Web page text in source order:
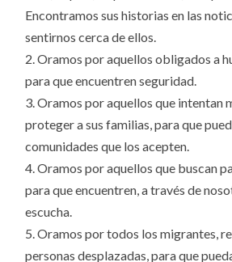
Encontramos sus historias en las
sentirnos cerca de ellos.
2. Oramos por aquellos obligados a
para que encuentren seguridad.
3. Oramos por aquellos que intentan
proteger a sus familias, para que
comunidades que los acepten.
4. Oramos por aquellos que buscan
para que encuentren, a través de
escucha.
5. Oramos por todos los migrantes,
personas desplazadas, para que